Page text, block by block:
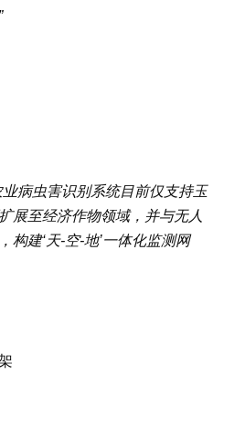
病虫害识别系统目前仅支持玉
展至经济作物领域，并与无人
构建‘天-空-地’一体化监测网